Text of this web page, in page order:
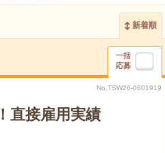
新着順
一括
応募
No.TSW26-0601919
直接雇用実績